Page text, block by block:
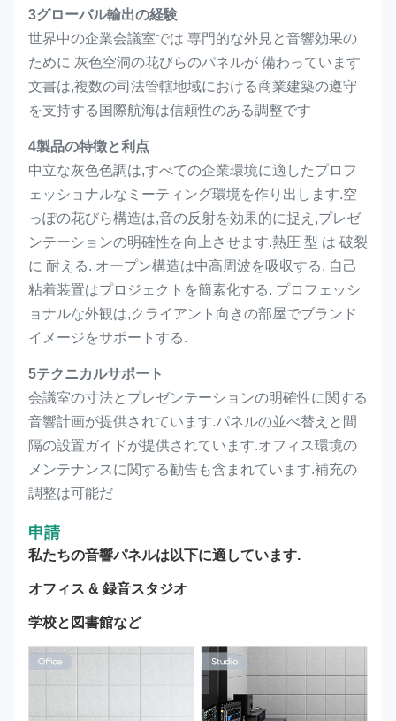
3グローバル輸出の経験
世界中の企業会議室では 専門的な外見と音響効果の
ために 灰色空洞の花びらのパネルが 備わっています
文書は,複数の司法管轄地域における商業建築の遵守
を支持する国際航海は信頼性のある調整です
4製品の特徴と利点
中立な灰色色調は,すべての企業環境に適したプロフ
ェッショナルなミーティング環境を作り出します.空
っぽの花びら構造は,音の反射を効果的に捉え,プレゼ
ンテーションの明確性を向上させます.熱圧 型 は 破裂
に 耐える. オープン構造は中高周波を吸収する. 自己
粘着装置はプロジェクトを簡素化する. プロフェッシ
ョナルな外観は,クライアント向きの部屋でブランド
イメージをサポートする.
5テクニカルサポート
会議室の寸法とプレゼンテーションの明確性に関する
音響計画が提供されています.パネルの並べ替えと間
隔の設置ガイドが提供されています.オフィス環境の
メンテナンスに関する勧告も含まれています.補充の
調整は可能だ
申請
私たちの音響パネルは以下に適しています.
オフィス & 録音スタジオ
学校と図書館など